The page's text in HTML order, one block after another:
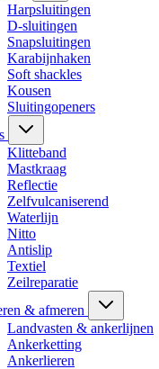
Harpsluitingen
D-sluitingen
Snapsluitingen
Karabijnhaken
Soft shackles
Kousen
Sluitingopeners
Klitteband
Mastkraag
Reflectie
Zelfvulcaniserend
Waterlijn
Nitto
Antislip
Textiel
Zeilreparatie
& afmeren
Landvasten & ankerlijnen
Ankerketting
Ankerlieren